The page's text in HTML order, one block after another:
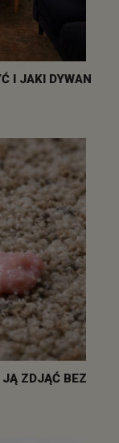
I JAKI DYWAN
JĄ ZDJĄĆ BEZ